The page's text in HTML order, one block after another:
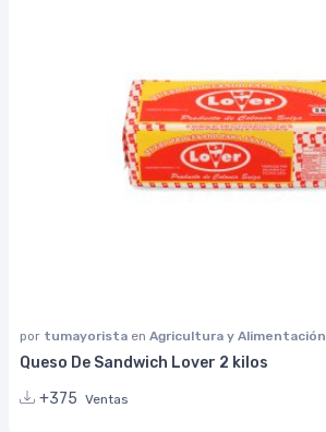
por tumayorista en Agricultura y Alimentación
Queso De Sandwich Lover 2 kilos
+375 Ventas